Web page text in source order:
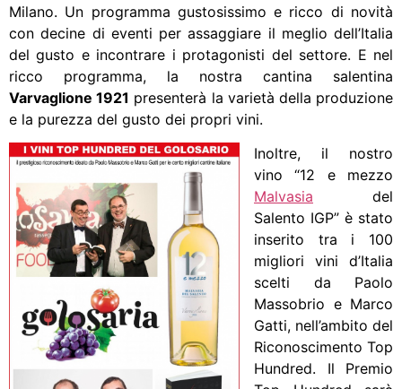
Milano. Un programma gustosissimo e ricco di novità
con decine di eventi per assaggiare il meglio dell’Italia
del gusto e incontrare i protagonisti del settore. E nel
ricco programma, la nostra cantina salentina
Varvaglione 1921 presenterà la varietà della produzione
e la purezza del gusto dei propri vini.
Inoltre, il nostro
vino “12 e mezzo
Malvasia del
Salento IGP” è stato
inserito tra i 100
migliori vini d’Italia
scelti da Paolo
Massobrio e Marco
Gatti, nell’ambito del
Riconoscimento Top
Hundred. Il Premio